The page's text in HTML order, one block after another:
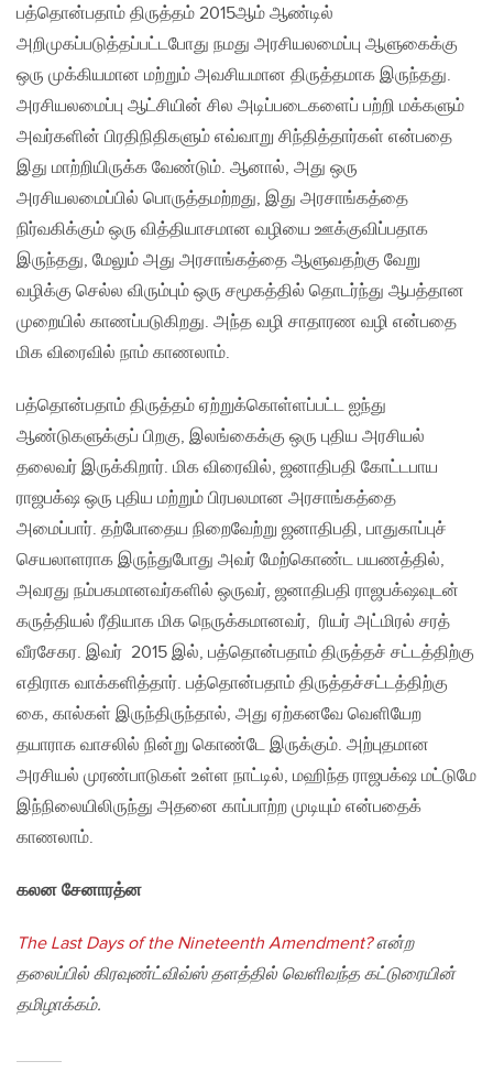
பத்தொன்பதாம் திருத்தம் 2015ஆம் ஆண்டில்
அறிமுகப்படுத்தப்பட்டபோது நமது அரசியலமைப்பு ஆளுகைக்கு
ஒரு முக்கியமான மற்றும் அவசியமான திருத்தமாக இருந்தது.
அரசியலமைப்பு ஆட்சியின் சில அடிப்படைகளைப் பற்றி மக்களும்
அவர்களின் பிரதிநிதிகளும் எவ்வாறு சிந்தித்தார்கள் என்பதை
இது மாற்றியிருக்க வேண்டும். ஆனால், அது ஒரு
அரசியலமைப்பில் பொருத்தமற்றது, இது அரசாங்கத்தை
நிர்வகிக்கும் ஒரு வித்தியாசமான வழியை ஊக்குவிப்பதாக
இருந்தது, மேலும் அது அரசாங்கத்தை ஆளுவதற்கு வேறு
வழிக்கு செல்ல விரும்பும் ஒரு சமூகத்தில் தொடர்ந்து ஆபத்தான
முறையில் காணப்படுகிறது. அந்த வழி சாதாரண வழி என்பதை
மிக விரைவில் நாம் காணலாம்.
பத்தொன்பதாம் திருத்தம் ஏற்றுக்கொள்ளப்பட்ட ஐந்து
ஆண்டுகளுக்குப் பிறகு, இலங்கைக்கு ஒரு புதிய அரசியல்
தலைவர் இருக்கிறார். மிக விரைவில், ஜனாதிபதி கோட்டபாய
ராஜபக்‌ஷ ஒரு புதிய மற்றும் பிரபலமான அரசாங்கத்தை
அமைப்பார். தற்போதைய நிறைவேற்று ஜனாதிபதி, பாதுகாப்புச்
செயலாளராக இருந்துபோது அவர் மேற்கொண்ட பயணத்தில்,
அவரது நம்பகமானவர்களில் ஒருவர், ஜனாதிபதி ராஜபக்‌ஷவுடன்
கருத்தியல் ரீதியாக மிக நெருக்கமானவர், ரியர் அட்மிரல் சரத்
வீரசேகர. இவர் 2015 இல், பத்தொன்பதாம் திருத்தச் சட்டத்திற்கு
எதிராக வாக்களித்தார். பத்தொன்பதாம் திருத்தச்சட்டத்திற்கு
கை, கால்கள் இருந்திருந்தால், அது ஏற்கனவே வெளியேற
தயாராக வாசலில் நின்று கொண்டே இருக்கும். அற்புதமான
அரசியல் முரண்பாடுகள் உள்ள நாட்டில், மஹிந்த ராஜபக்‌ஷ மட்டுமே
இந்நிலையிலிருந்து அதனை காப்பாற்ற முடியும் என்பதைக்
காணலாம்.
கலன சேனாரத்ன
The Last Days of the Nineteenth Amendment?என்ற
தலைப்பில் கிரவுண்ட்விவ்ஸ் தளத்தில் வெளிவந்த கட்டுரையின்
தமிழாக்கம்.